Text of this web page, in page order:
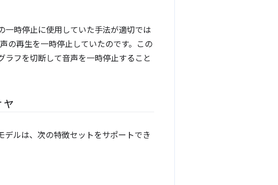
一時停止に使用していた手法が適切では
の再生を一時停止していたのです。この
フを切断して音声を一時停止すること
ルは、次の特徴セットをサポートでき